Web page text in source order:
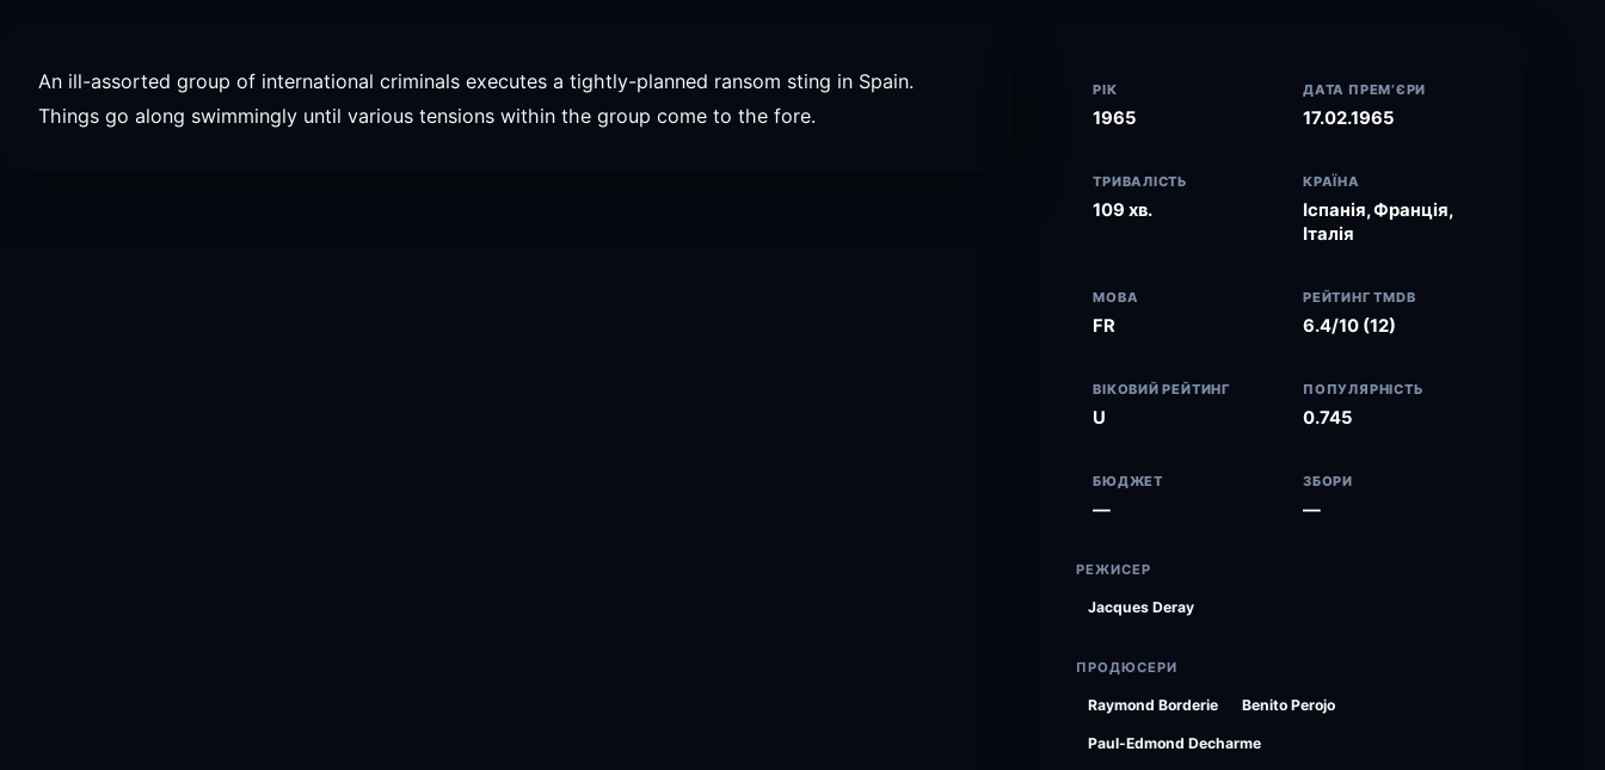
An ill-assorted group of international criminals executes a tightly-planned ransom sting in Spain.
Things go along swimmingly until various tensions within the group come to the fore.
РІК
1965
ДАТА ПРЕМ’ЄРИ
17.02.1965
ТРИВАЛІСТЬ
109 хв.
КРАЇНА
Іспанія, Франція,
Італія
МОВА
FR
РЕЙТИНГ TMDB
6.4/10 (12)
ВІКОВИЙ РЕЙТИНГ
U
ПОПУЛЯРНІСТЬ
0.745
БЮДЖЕТ
—
ЗБОРИ
—
РЕЖИСЕР
Jacques Deray
ПРОДЮСЕРИ
Raymond Borderie Benito Perojo
Paul-Edmond Decharme